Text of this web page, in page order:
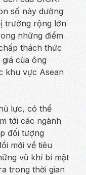
số này dường
trường rộng lớn
những điểm
thách thức
của ông
khu vực Asean
lực, có thể
tới các ngành
đối tượng
mới về tiêu
vũ khí bí mật
trong thời gian